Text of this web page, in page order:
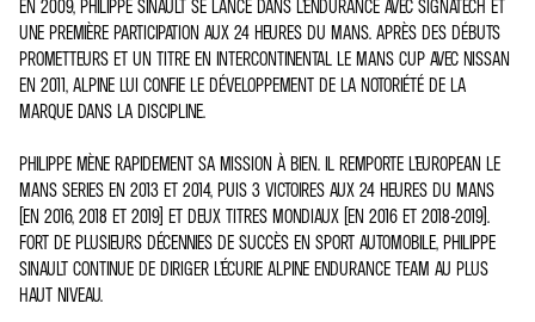
EN 2009, PHILIPPE SINAULT SE LANCE DANS L’ENDURANCE AVEC SIGNATECH ET
UNE PREMIÈRE PARTICIPATION AUX 24 HEURES DU MANS. APRÈS DES DÉBUTS
PROMETTEURS ET UN TITRE EN INTERCONTINENTAL LE MANS CUP AVEC NISSAN
EN 2011, ALPINE LUI CONFIE LE DÉVELOPPEMENT DE LA NOTORIÉTÉ DE LA
MARQUE DANS LA DISCIPLINE.
PHILIPPE MÈNE RAPIDEMENT SA MISSION À BIEN. IL REMPORTE L’EUROPEAN LE
MANS SERIES EN 2013 ET 2014, PUIS 3 VICTOIRES AUX 24 HEURES DU MANS
(EN 2016, 2018 ET 2019) ET DEUX TITRES MONDIAUX (EN 2016 ET 2018-2019).
FORT DE PLUSIEURS DÉCENNIES DE SUCCÈS EN SPORT AUTOMOBILE, PHILIPPE
SINAULT CONTINUE DE DIRIGER L’ÉCURIE ALPINE ENDURANCE TEAM AU PLUS
HAUT NIVEAU.